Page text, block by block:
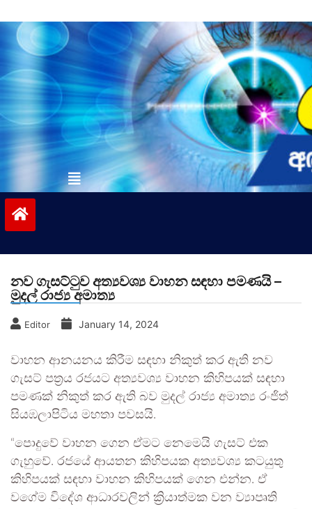
to
contentvinivida.lk
නව ගැසට්ටුව අත්‍යවශ්‍ය වාහන සඳහා පමණයි –
මුදල් රාජ්‍ය අමාත්‍ය
Editor January 14, 2024
වාහන ආනයනය කිරීම සඳහා නිකුත් කර ඇති නව
ගැසට් පත්‍රය රජයට අත්‍යවශ්‍ය වාහන කිහිපයක් සඳහා
පමණක් නිකුත් කර ඇති බව මුදල් රාජ්‍ය අමාත්‍ය රංජිත්
සියඹලාපිටිය මහතා පවසයි.
“පොදුවේ වාහන ගෙන ඒමට නෙමෙයි ගැසට් එක
ගැහුවේ. රජයේ ආයතන කිහිපයක අත්‍යවශ්‍ය කටයුතු
කිහිපයක් සඳහා වාහන කිහිපයක් ගෙන එන්න. ඒ
වගේම විදේශ ආධාරවලින් ක්‍රියාත්මක වන ව්‍යාපෘති